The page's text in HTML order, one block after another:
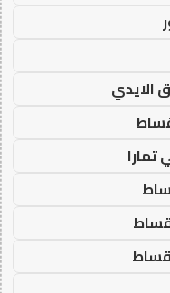
الايدي
تمارا